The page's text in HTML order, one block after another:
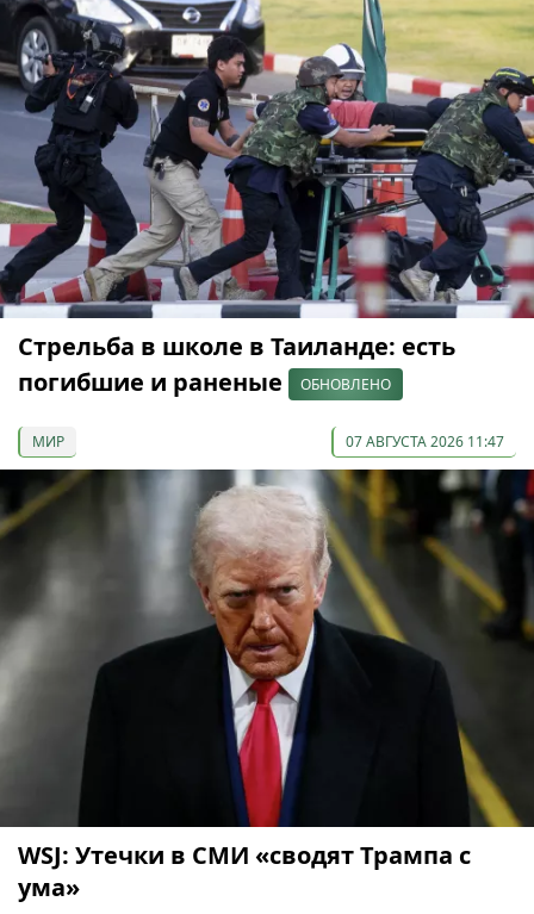
Стрельба в школе в Таиланде: есть
погибшие и раненые
ОБНОВЛЕНО
МИР 07 АВГУСТА 2026 11:47
WSJ: Утечки в СМИ «сводят Трампа с
ума»